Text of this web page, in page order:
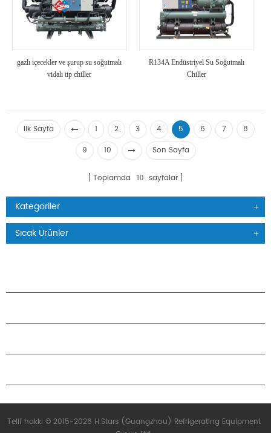
gazlı içecekler ve şurup su soğutmalı
vidalı tip chiller
R134A Endüstriyel Su Soğutmalı
Chiller
Ilk Sayfa 1 2 3 4 5 6 7
8
9
10 Son Sayfa
Toplamda 10 sayfalar
Kategoriler
Sıcak Ürünler
Telif hakkı © 2015-2026 H.Stars (Guangzhou) Refrigerating Equipment